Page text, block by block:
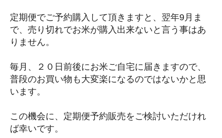
定期便でご予約購入して頂きますと、翌年9月ま
で、売り切れでお米が購入出来ないと言う事はあ
りません。
毎月、２０日前後にお米ご自宅に届きますので、
普段のお買い物も大変楽になるのではないかと思
います。
この機会に、定期便予約販売をご検討いただけれ
ば幸いです。